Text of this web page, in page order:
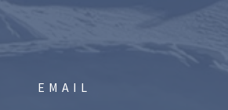
EMAIL